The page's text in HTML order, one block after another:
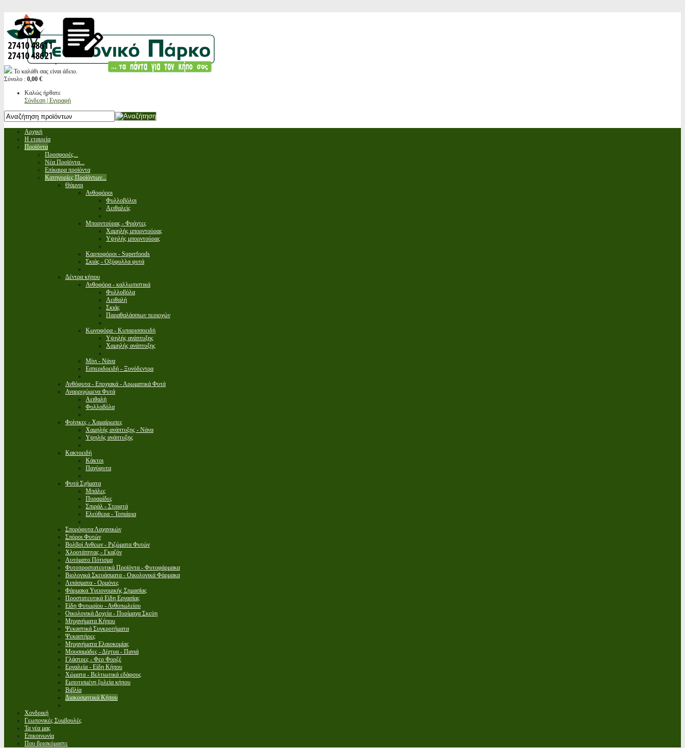
Το καλάθι σας είναι άδειο.
Σύνολο : 0,00 €
Καλώς ήρθατε
Σύνδεση | Εγγραφή
Αρχική
Η εταιρεία
Προϊόντα
Προσφορές...
Νέα Προϊόντα...
Επίκαιρα προϊόντα
Κατηγορίες Προϊόντων...
Θάμνοι
Ανθοφόροι
Φυλλοβόλοι
Αειθαλείς
Μπορντούρας - Φράχτες
Χαμηλής μπορντούρας
Υψηλής μπορντούρας
Καρποφόροι - Superfoods
Σκιάς - Οξύφυλλα φυτά
Δέντρα κήπου
Ανθοφόρα - καλλωπιστικά
Φυλλοβόλα
Αειθαλή
Σκιάς
Παραθαλάσσιων περιοχών
Κωνοφόρα - Κυπαρισσοειδή
Υψηλής ανάπτυξης
Χαμηλής ανάπτυξης
Μίνι - Νάνα
Εσπεριδοειδή - Ξυνόδεντρα
Ανθόφυτα - Εποχιακά - Αρωματικά Φυτά
Αναρριχώμενα Φυτά
Αειθαλή
Φυλλοβόλα
Φοίνικες - Χαμαίρωπες
Χαμηλής ανάπτυξης - Νάνα
Υψηλής ανάπτυξης
Κακτοειδή
Κάκτοι
Παχύφυτα
Φυτά Σχήματα
Μπάλες
Πυραμίδες
Σπιράλ - Στριφτά
Ελεύθερα - Τοπιάρια
Σπορόφυτα Λαχανικών
Σπόροι Φυτών
Βολβοί Ανθεων - Ριζώματα Φυτών
Χλοοτάπητας - Γκαζόν
Αυτόματο Πότισμα
Φυτοπροστατευτικά Προϊόντα - Φυτοφάρμακα
Βιολογικά Σκευάσματα - Οικολογικά Φάρμακα
Λιπάσματα - Ορμόνες
Φάρμακα Υγειονομικής Σημασίας
Προστατευτικά Είδη Εργασίας
Είδη Φυτωρίου - Ανθοπωλείου
Οικολογικά Δοχεία - Πυρίμαχα Σκεύη
Μηχανήματα Κήπου
Ψεκαστικά Συγκροτήματα
Ψεκαστήρες
Μηχανήματα Ελαιοκομίας
Μουσαμάδες - Δίχτυα - Πανιά
Γλάστρες - Φερ Φορζέ
Εργαλεία - Είδη Κήπου
Χώματα - Βελτιωτικά εδάφους
Εμποτισμένη ξυλεία κήπου
Βιβλία
Διακοσμητικά Κήπου
Χονδρική
Γεωπονικές Συμβουλές
Τα νέα μας
Επικοινωνία
Που βρισκόμαστε